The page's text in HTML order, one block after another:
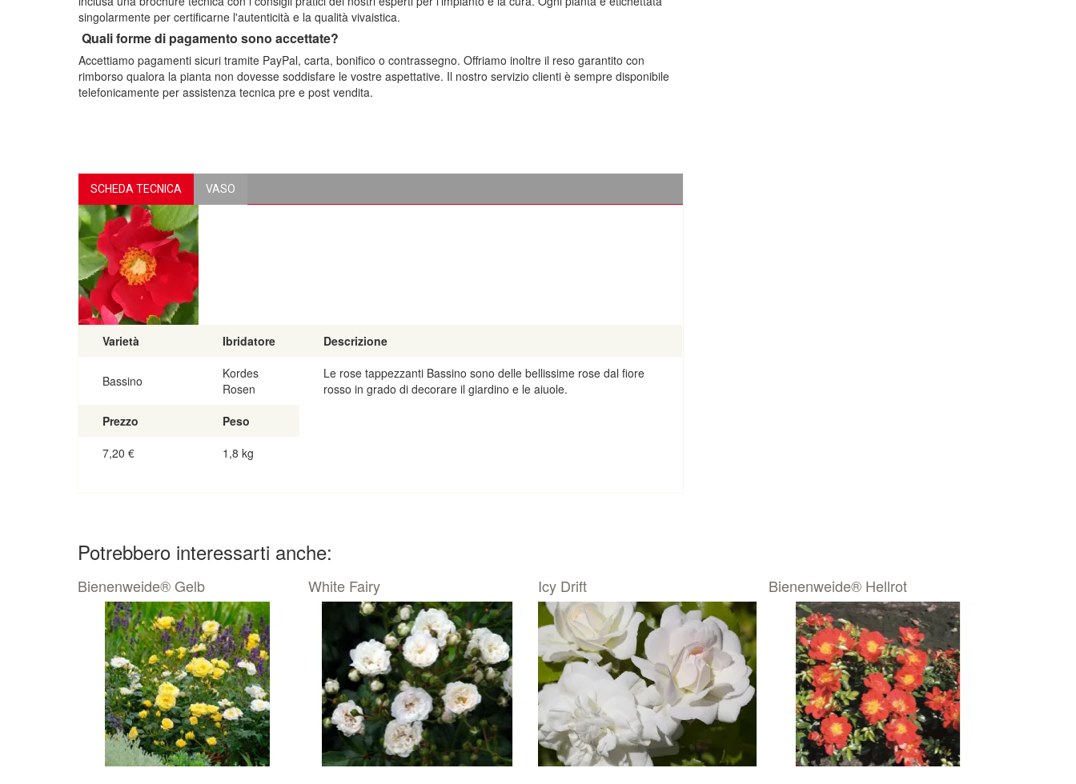
singolarmente per certificarne l'autenticità e la qualità vivaistica.
Quali forme di pagamento sono accettate?
Accettiamo pagamenti sicuri tramite PayPal, carta, bonifico o contrassegno. Offriamo inoltre il reso garantito con
rimborso qualora la pianta non dovesse soddisfare le vostre aspettative. Il nostro servizio clienti è sempre disponibile
telefonicamente per assistenza tecnica pre e post vendita.
SCHEDA TECNICA VASO
Varietà Ibridatore Descrizione
Bassino
Kordes
Rosen
Le rose tappezzanti Bassino sono delle bellissime rose dal fiore
rosso in grado di decorare il giardino e le aiuole.
Prezzo
Peso
7,20 € 1,8 kg
Potrebbero interessarti anche:
Bienenweide® Gelb White Fairy Icy Drift Bienenweide® Hellrot